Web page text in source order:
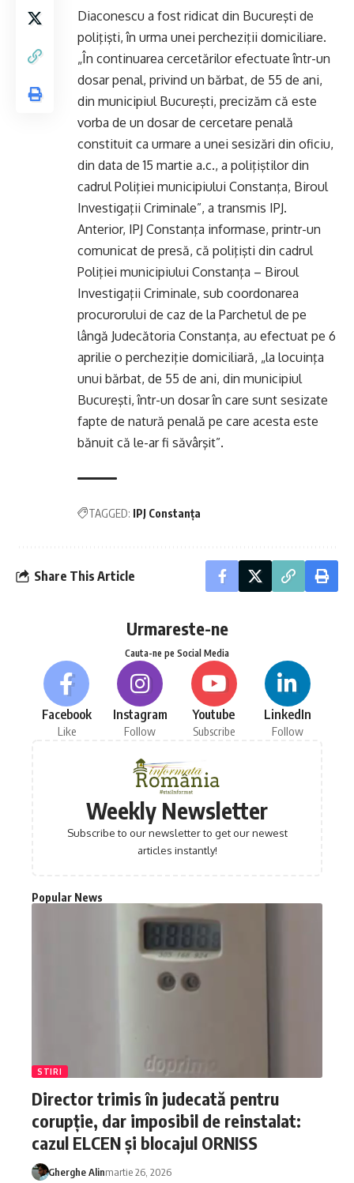
Diaconescu a fost ridicat din Bucureşti de
poliţişti, în urma unei percheziţii domiciliare.
„În continuarea cercetărilor efectuate într-un
dosar penal, privind un bărbat, de 55 de ani,
din municipiul Bucureşti, precizăm că este
vorba de un dosar de cercetare penală
constituit ca urmare a unei sesizări din oficiu,
din data de 15 martie a.c., a poliţiştilor din
cadrul Poliţiei municipiului Constanţa, Biroul
Investigaţii Criminale”, a transmis IPJ.
Anterior, IPJ Constanţa informase, printr-un
comunicat de presă, că poliţişti din cadrul
Poliţiei municipiului Constanţa – Biroul
Investigaţii Criminale, sub coordonarea
procurorului de caz de la Parchetul de pe
lângă Judecătoria Constanţa, au efectuat pe 6
aprilie o percheziţie domiciliară, „la locuinţa
unui bărbat, de 55 de ani, din municipiul
Bucureşti, într-un dosar în care sunt sesizate
fapte de natură penală pe care acesta este
bănuit că le-ar fi săvârşit”.
TAGGED: IPJ Constanța
Share This Article
Urmareste-ne
Cauta-ne pe Social Media
Facebook
Like
Instagram
Follow
Youtube
Subscribe
LinkedIn
Follow
Weekly Newsletter
Subscribe to our newsletter to get our newest
articles instantly!
Popular News
STIRI
Director trimis în judecată pentru
corupție, dar imposibil de reinstalat:
cazul ELCEN și blocajul ORNISS
Gherghe Alinmartie 26, 2026